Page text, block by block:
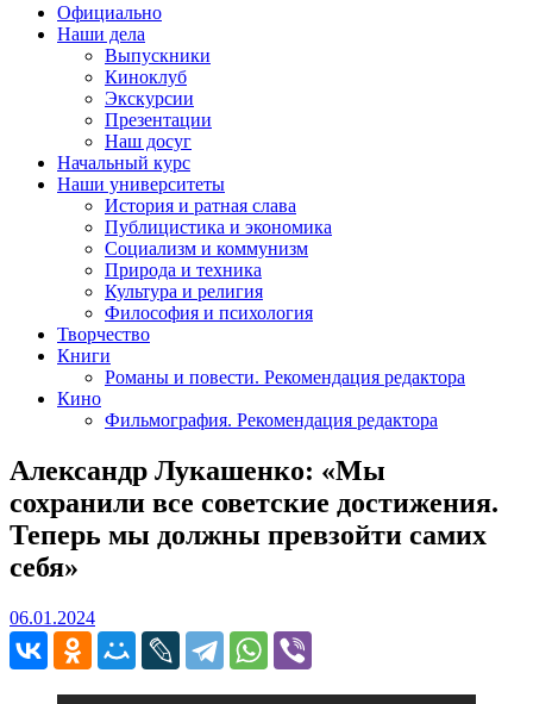
Официально
Наши дела
Выпускники
Киноклуб
Экскурсии
Презентации
Наш досуг
Начальный курс
Наши университеты
История и ратная слава
Публицистика и экономика
Социализм и коммунизм
Природа и техника
Культура и религия
Философия и психология
Творчество
Книги
Романы и повести. Рекомендация редактора
Кино
Фильмография. Рекомендация редактора
Александр Лукашенко: «Мы
сохранили все советские достижения.
Теперь мы должны превзойти самих
себя»
06.01.202406.01.2024